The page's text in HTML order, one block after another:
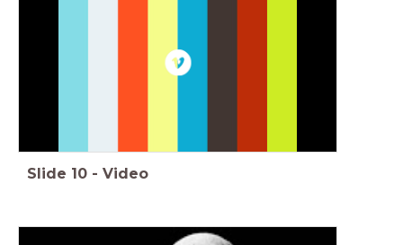
Slide 10 - Video